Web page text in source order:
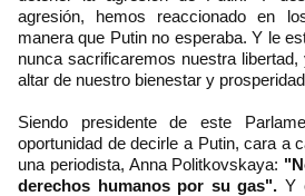
agresión, hemos reaccionado en
manera que Putin no esperaba. Y le
nunca sacrificaremos nuestra
altar de nuestro bienestar y
Siendo presidente de este
oportunidad de decirle a Putin, cara a
una periodista, Anna Politkovskaya:
derechos humanos por su gas". Y